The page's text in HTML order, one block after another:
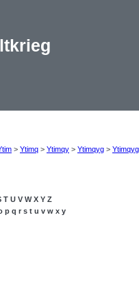
> Ytimq > Ytimqy > Ytimqyg >
T U V W X Y Z
p q r s t u v w x y